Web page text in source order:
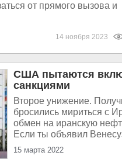
от прямого вызова и
14 ноября 2023
США пытаются
санкциями
Второе унижение.
бросились мириться с
обмен на иранскую
Если ты объявил
15 марта 2022